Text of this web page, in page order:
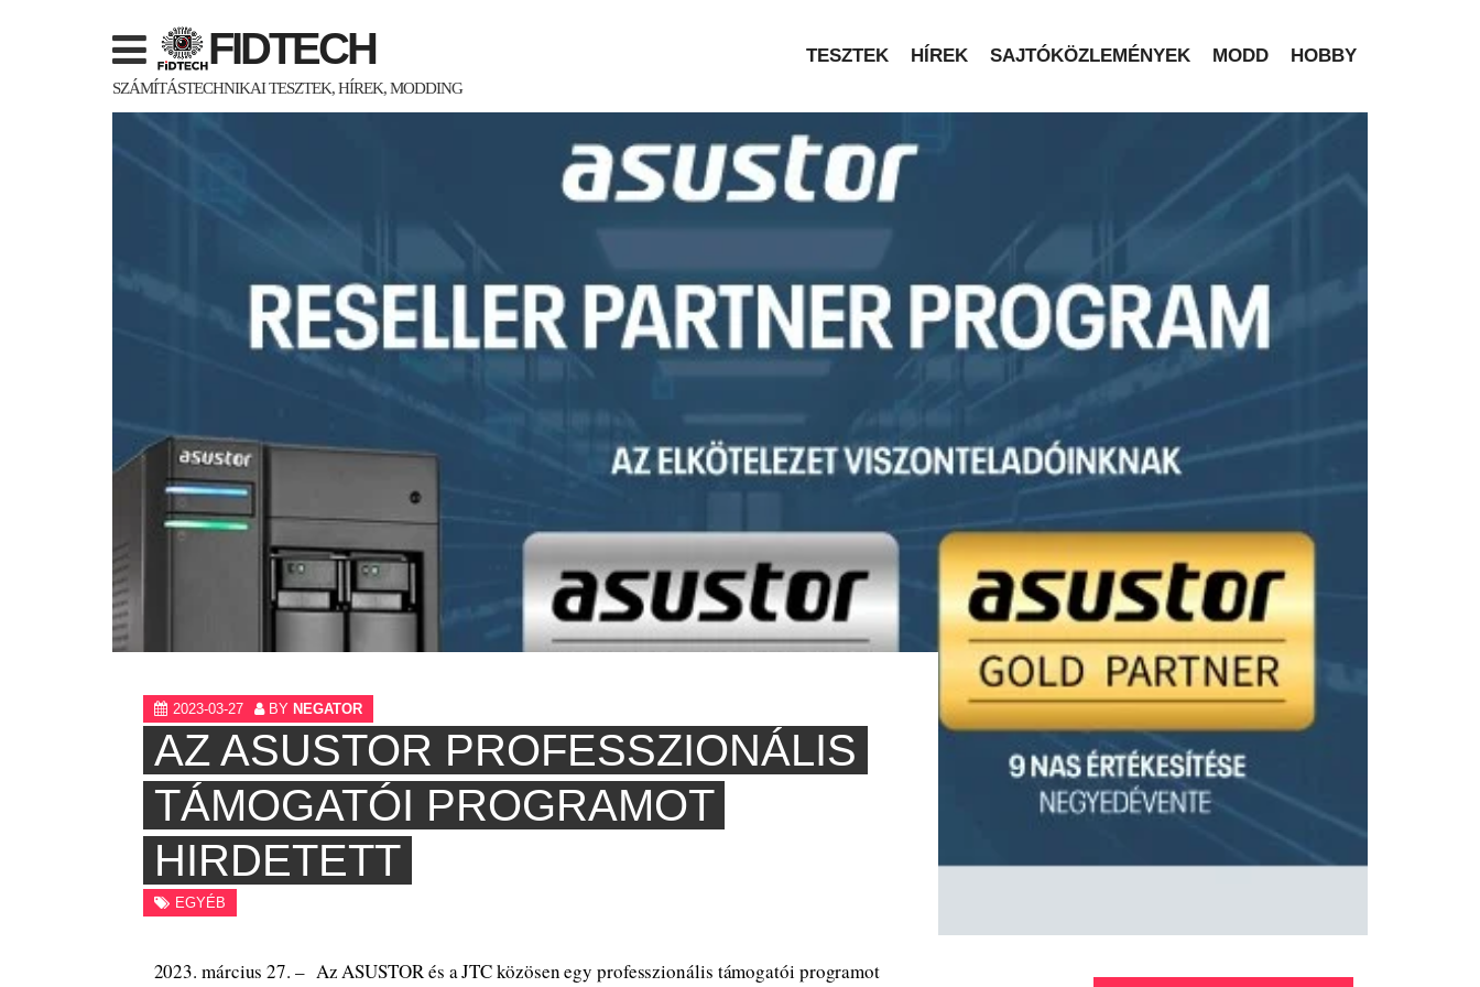
FIDTECH
SZÁMÍTÁSTECHNIKAI TESZTEK, HÍREK, MODDING
TESZTEK HÍREK SAJTÓKÖZLEMÉNYEK MODD HOBBY
2023-03-27 BY NEGATOR
AZ ASUSTOR PROFESSZIONÁLIS
TÁMOGATÓI PROGRAMOT
HIRDETETT
EGYÉB
2023. március 27. – Az ASUSTOR és a JTC közösen egy professzionális támogatói programot